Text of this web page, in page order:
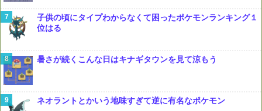
子供の頃にタイプわからなくて困ったポケモンランキング１
位はる
暑さが続くこんな日はキナギタウンを見て涼もう
ネオラントとかいう地味すぎて逆に有名なポケモン